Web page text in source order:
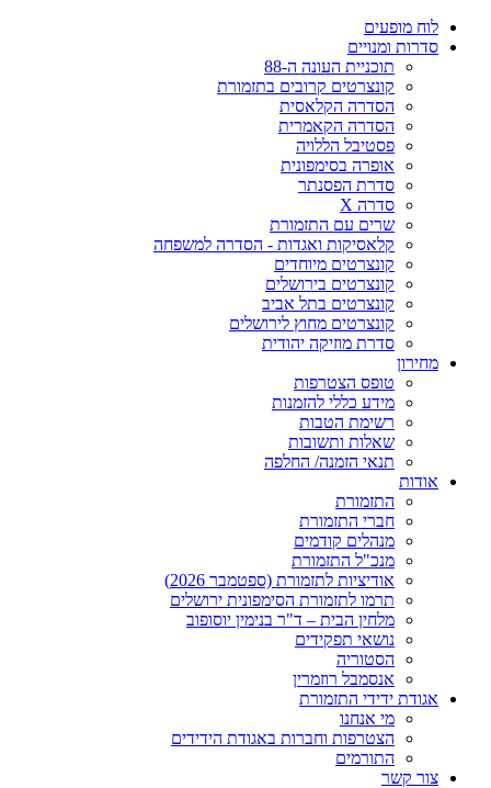
מופעים
ומנויים
תוכניית העונה ה-88
קונצרטים קרובים בתזמורת
הסדרה הקלאסית
הסדרה הקאמרית
פסטיבל הללויה
אופרה בסימפונית
סדרת הפסנתר
שרים עם התזמורת
קלאסיקות ואגדות - הסדרה למשפחה
קונצרטים מיוחדים
קונצרטים בירושלים
קונצרטים בתל אביב
קונצרטים מחוץ לירושלים
סדרת מוזיקה יהודית
טופס הצטרפות
מידע כללי להזמנות
רשימת הטבות
שאלות ותשובות
תנאי הזמנה/ החלפה
התזמורת
חברי התזמורת
מנהלים קודמים
מנכ"ל התזמורת
אודיציות לתזמורת (ספטמבר 2026)
תרמו לתזמורת הסימפונית ירושלים
מלחין הבית – ד"ר בנימין יוסופוב
נושאי תפקידים
הסטוריה
אנסמבל רוזמרין
ידידי התזמורת
מי אנחנו
הצטרפות וחברות באגודת הידידים
התורמים
קשר